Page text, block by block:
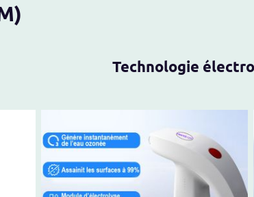
électrolyse